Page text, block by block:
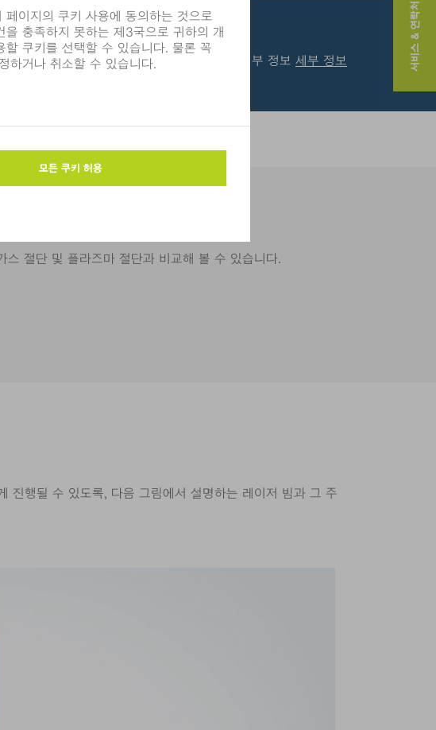
을 제공합니다. 세부 정보 세부 정보
절단 및 플라즈마 절단과 비교해 볼 수 있습니다.
진행될 수 있도록, 다음 그림에서 설명하는 레이저 빔과 그 주
서비스 & 연락처